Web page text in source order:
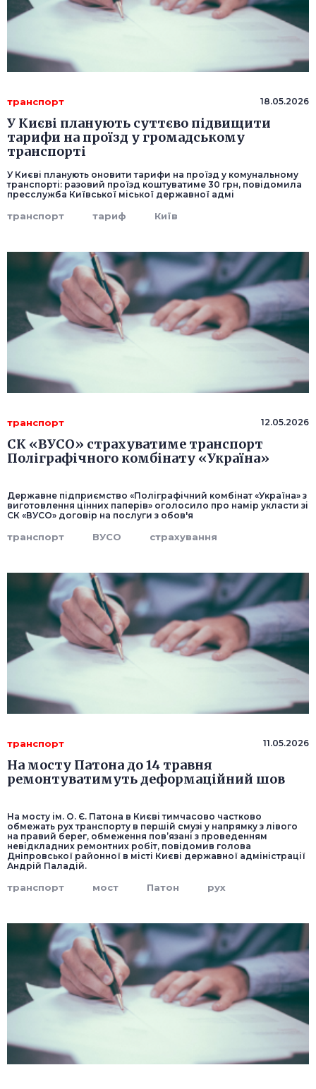
транспорт 18.05.2026
У Києві планують суттєво підвищити
тарифи на проїзд у громадському
транспорті
У Києві планують оновити тарифи на проїзд у комунальному
транспорті: разовий проїзд коштуватиме 30 грн, повідомила
пресслужба Київської міської державної адмі
транспорт тариф Київ
транспорт 12.05.2026
СК «ВУСО» страхуватиме транспорт
Поліграфічного комбінату «Україна»
Державне підприємство «Поліграфічний комбінат «Україна» з
виготовлення цінних паперів» оголосило про намір укласти зі
СК «ВУСО» договір на послуги з обов'я
транспорт ВУСО страхування
транспорт 11.05.2026
На мосту Патона до 14 травня
ремонтуватимуть деформаційний шов
На мосту ім. О. Є. Патона в Києві тимчасово частково
обмежать рух транспорту в першій смузі у напрямку з лівого
на правий берег, обмеження пов’язані з проведенням
невідкладних ремонтних робіт, повідомив голова
Дніпровської районної в місті Києві державної адміністрації
Андрій Паладій.
транспорт мост Патон рух